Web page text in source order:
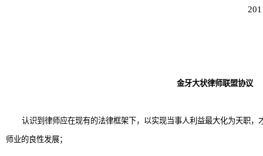
金牙大状律师联盟协议
认识到律师应在现有的法律框架下，以实现当事人利益最大化为天职，
师业的良性发展；